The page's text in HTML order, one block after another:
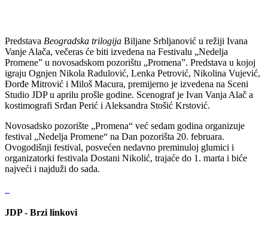
Predstava Beogradska trilogija Biljane Srbljanović u režiji Ivana
Vanje Alača, večeras će biti izvedena na Festivalu „Nedelja
Promene” u novosadskom pozorištu „Promena”. Predstava u kojoj
igraju Ognjen Nikola Radulović, Lenka Petrović, Nikolina Vujević,
Đorđe Mitrović i Miloš Macura, premijerno je izvedena na Sceni
Studio JDP u aprilu prošle godine. Scenograf je Ivan Vanja Alač a
kostimografi Srđan Perić i Aleksandra Stošić Krstović.
Novosadsko pozorište „Promena“ već sedam godina organizuje
festival „Nedelja Promene“ na Dan pozorišta 20. februara.
Ovogodišnji festival, posvećen nedavno preminuloj glumici i
organizatorki festivala Dostani Nikolić, trajaće do 1. marta i biće
najveći i najduži do sada.
JDP - Brzi linkovi